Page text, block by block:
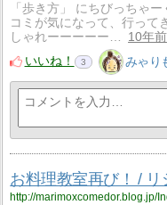
「歩き方」 にちびっちゃ
コミが気になって、行って
しゃれーーーーー…
10年前
いいね！
3 みゃり
お料理教室再び！ / リ
http://marimoxcomedor.blog.jp/